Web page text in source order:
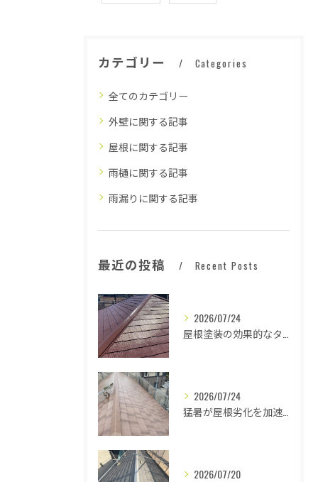
カテゴリー Categories
全てのカテゴリー
外壁に関する記事
屋根に関する記事
雨樋に関する記事
雨漏りに関する記事
最近の投稿 Recent Posts
2026/07/24
2026/07/24
2026/07/20